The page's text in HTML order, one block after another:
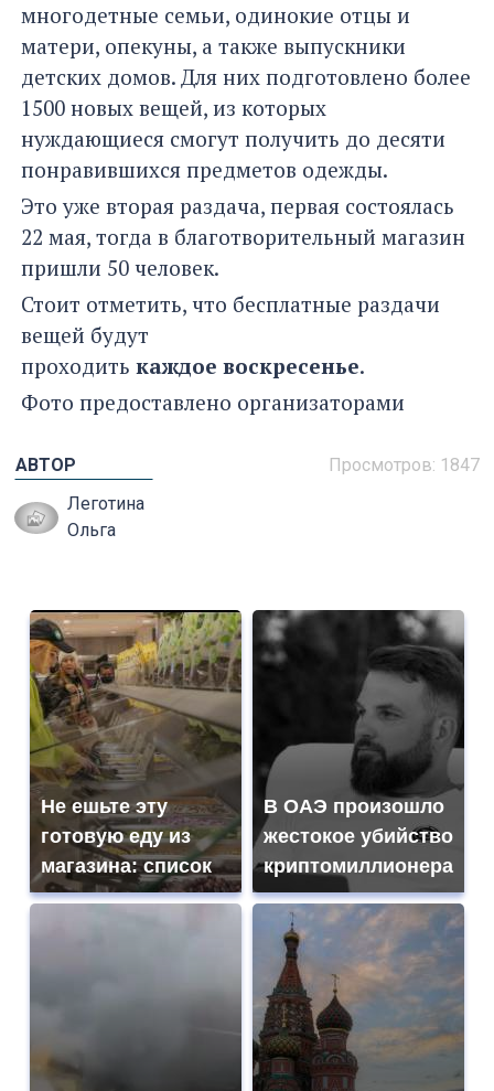
многодетные семьи, одинокие отцы и
матери, опекуны, а также выпускники
детских домов. Для них подготовлено более
1500 новых вещей, из которых
нуждающиеся смогут получить до десяти
понравившихся предметов одежды.
Это уже вторая раздача, первая состоялась
22 мая, тогда в благотворительный магазин
пришли 50 человек.
Стоит отметить, что бесплатные раздачи
вещей будут
проходить каждое воскресенье.
Фото предоставлено организаторами
Просмотров: 1847
АВТОР
Леготина
Ольга
Не ешьте эту
готовую еду из
магазина: список
В ОАЭ произошло
жестокое убийство
криптомиллионера